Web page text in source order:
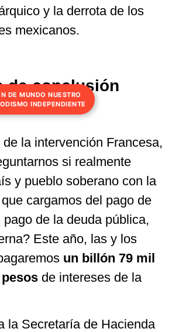
y la derrota de los
mexicanos.
de conclusión
la intervención Francesa,
si realmente
y pueblo soberano con la
cargamos del pago de
de la deuda pública,
Este año, las y los
un billón 79 mil
de intereses de la
la Secretaría de Hacienda
DE MUNDO NUESTRO
INDEPENDIENTE